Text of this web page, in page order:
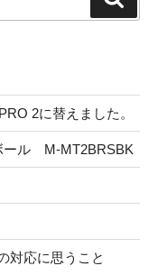
2に替えました。
ール M-MT2BRSBK
対応に思うこと